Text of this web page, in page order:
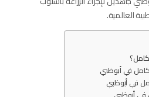
العالمية.
في أبوظبي
في أبوظبي